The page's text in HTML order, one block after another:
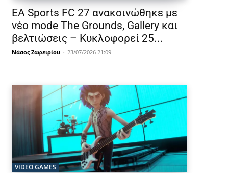
EA Sports FC 27 ανακοινώθηκε με
νέο mode The Grounds, Gallery και
βελτιώσεις – Κυκλοφορεί 25...
Νάσος Ζαφειρίου - 23/07/2026 21:09
VIDEO GAMES